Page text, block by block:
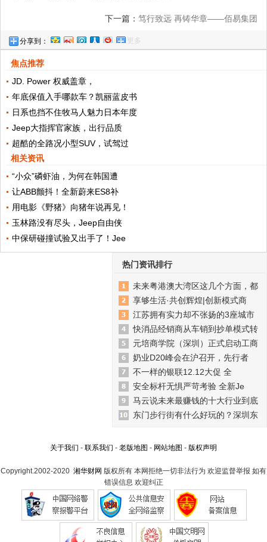
下一篇： 笃行致远 再铸华章——佰易集团
分享到： 更多
焦点推荐
JD. Power 权威盖章，
年底保值入手哪款车？凯丽蓝皮书
日系也挡不住牧马人魅力日本年度
Jeep大指挥官家族，出行品质
超酷的全路况小型SUV，试驾过
相关资讯
“小众”磷虾油，为何在韩国遭
让ABB颤抖！全新蔚来ES8补
用电影《野猪》向猪年说再见！
玉林路没有尽头，Jeep自由侠
中保研碰撞试验又出手了！Jee
热门资讯排行
未来粤港澳大湾区这几个方面，都
享够生活·共创辉煌|创新模式商
江苏拥有实力却不张扬的3座城市
快消品经销商从车销到抄单模式转
元培商学院（深圳）正式启动工商
奶业D20峰会在沪召开，先行者
不一样的银联12.12大促 全
安全标杆无惧严苛考验 全新Je
马云说未来最赚钱的十大行业到底
东门步行街有什么好玩的？深圳东
关于我们 - 联系我们 - 老版地图 - 网站地图 - 版权声明
Copyright.2002-2020 湘华财网 版权所有 本网拒绝一切非法行为 欢迎监督举报 如有
错误信息 欢迎纠正